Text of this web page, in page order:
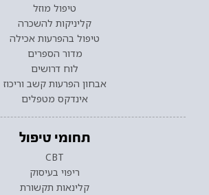
טיפול מוזל
קליניקות להשכרה
טיפול בהפרעות אכילה
מדור הספרים
לוח דרושים
אבחון הפרעות קשב וריכוז
אינדקס מטפלים
תחומי טיפול
CBT
ריפוי בעיסוק
קלינאות תקשורת